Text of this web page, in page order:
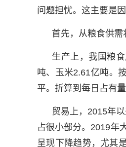
问题担忧。这主要是因
首先，从粮食供需
生产上，我国粮
吨、玉米2.61亿吨。
平。折算到每日占有
贸易上，2015年
占很小部分。2019年
呈现下降趋势，尤其